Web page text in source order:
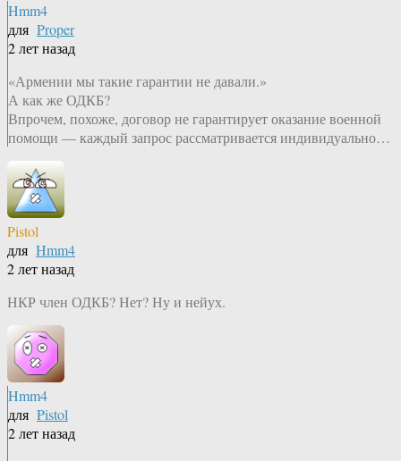
Hmm4
для Proper
2 лет назад
«Армении мы такие гарантии не давали.»
А как же ОДКБ?
Впрочем, похоже, договор не гарантирует оказание военной
помощи — каждый запрос рассматривается индивидуально…
Pistol
для Hmm4
2 лет назад
НКР член ОДКБ? Нет? Ну и нейух.
Hmm4
для Pistol
2 лет назад